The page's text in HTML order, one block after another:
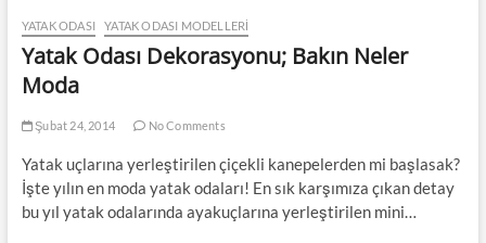
YATAK ODASI YATAK ODASI MODELLERI
Yatak Odası Dekorasyonu; Bakın Neler
Moda
Şubat 24, 2014 No Comments
Yatak uçlarına yerleştirilen çiçekli kanepelerden mi başlasak?
İşte yılın en moda yatak odaları! En sık karşımıza çıkan detay
bu yıl yatak odalarında ayakuçlarına yerleştirilen mini…